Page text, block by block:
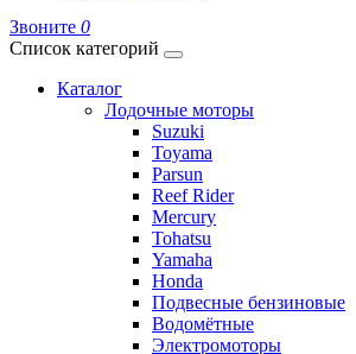
Звоните 0
Список категорий
Каталог
Лодочные моторы
Suzuki
Toyama
Parsun
Reef Rider
Mercury
Tohatsu
Yamaha
Honda
Подвесные бензиновые
Водомётные
Электромоторы